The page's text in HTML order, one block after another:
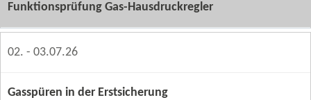
Funktionsprüfung Gas-​Hausdruckregler
02. - 03.07.26
Gasspüren in der Erstsicherung